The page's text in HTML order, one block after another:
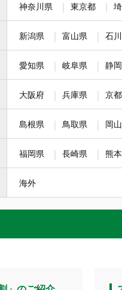
スタート！
（土）リニューアルオープン
ューアルのため閉店のお知らせ
り発売開始
央店】新規グランドオープン
神奈川県 東京都
新潟県 富山県 石
愛知県 岐阜県 静
大阪府 兵庫県 京
島根県 鳥取県 岡
福岡県 長崎県 熊
海外